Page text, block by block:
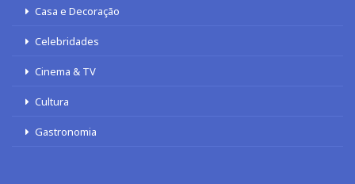
Casa e Decoração
Celebridades
Cinema & TV
Cultura
Gastronomia